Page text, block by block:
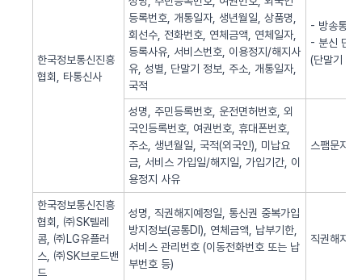
한국정보통신진흥
협회, 타통신사
등록번호, 개통일자, 생년월일, 상품명,
회선수, 전화번호, 연체금액, 연체일자,
등록사유, 서비스번호, 이용정지/해지사
유, 성별, 단말기 정보, 주소, 개통일자,
국적
- 방송통신
- 분신 단
(단말기 분
성명, 주민등록번호, 운전면허번호, 외
국인등록번호, 여권번호, 휴대폰번호,
주소, 생년월일, 국적(외국인), 미납요
금, 서비스 가입일/해지일, 가입기간, 이
용정지 사유
스팸문자
한국정보통신진흥
협회, ㈜SK텔레
콤, ㈜LG유플러
스, ㈜SK브로드밴
드
성명, 직권해지예정일, 통신권 중복가입
방지정보(공통DI), 연체금액, 납부기한,
서비스 관리번호 (이동전화번호 또는 납
부번호 등)
직권해지